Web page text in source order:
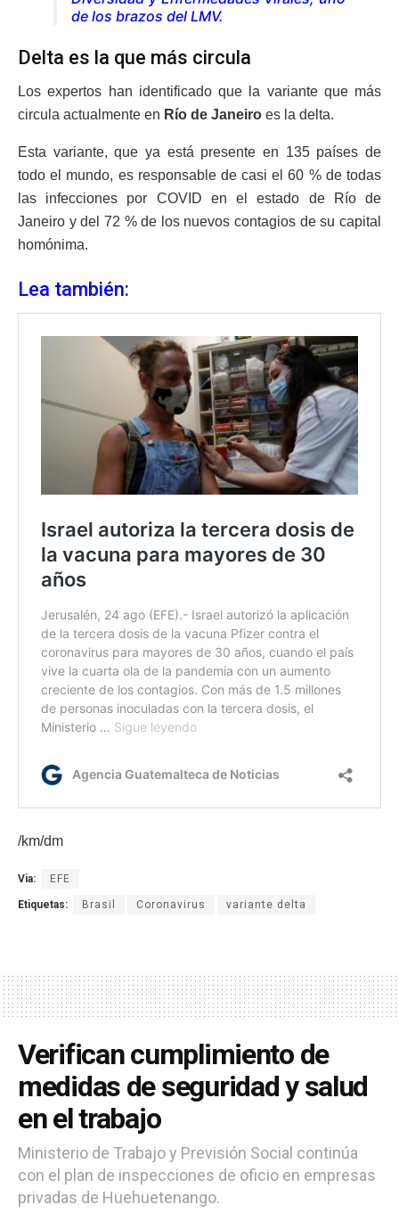
de los brazos del LMV.
Delta es la que más circula
Los expertos han identificado que la variante que más
circula actualmente en Río de Janeiro es la delta.
Esta variante, que ya está presente en 135 países de
todo el mundo, es responsable de casi el 60 % de todas
las infecciones por COVID en el estado de Río de
Janeiro y del 72 % de los nuevos contagios de su capital
homónima.
Lea también:
/km/dm
Via: EFE
Etiquetas: Brasil Coronavirus variante delta
Verifican cumplimiento de
medidas de seguridad y salud
en el trabajo
Ministerio de Trabajo y Previsión Social continúa
con el plan de inspecciones de oficio en empresas
privadas de Huehuetenango.